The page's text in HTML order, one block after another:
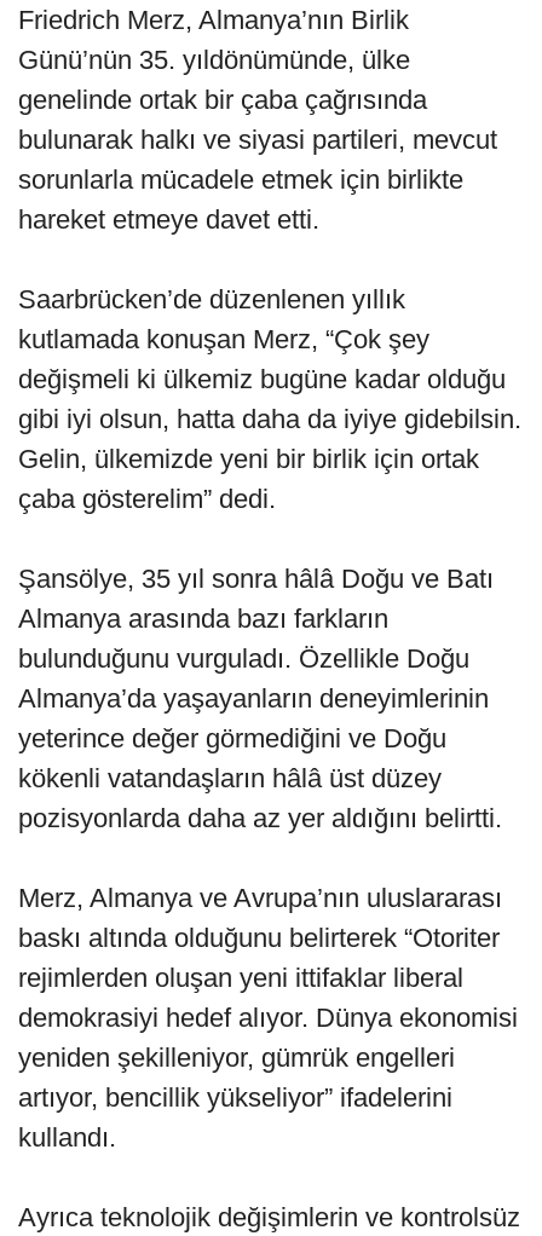
Friedrich Merz, Almanya’nın Birlik
Günü’nün 35. yıldönümünde, ülke
genelinde ortak bir çaba çağrısında
bulunarak halkı ve siyasi partileri, mevcut
sorunlarla mücadele etmek için birlikte
hareket etmeye davet etti.
Saarbrücken’de düzenlenen yıllık
kutlamada konuşan Merz, “Çok şey
değişmeli ki ülkemiz bugüne kadar olduğu
gibi iyi olsun, hatta daha da iyiye gidebilsin.
Gelin, ülkemizde yeni bir birlik için ortak
çaba gösterelim” dedi.
Şansölye, 35 yıl sonra hâlâ Doğu ve Batı
Almanya arasında bazı farkların
bulunduğunu vurguladı. Özellikle Doğu
Almanya’da yaşayanların deneyimlerinin
yeterince değer görmediğini ve Doğu
kökenli vatandaşların hâlâ üst düzey
pozisyonlarda daha az yer aldığını belirtti.
Merz, Almanya ve Avrupa’nın uluslararası
baskı altında olduğunu belirterek “Otoriter
rejimlerden oluşan yeni ittifaklar liberal
demokrasiyi hedef alıyor. Dünya ekonomisi
yeniden şekilleniyor, gümrük engelleri
artıyor, bencillik yükseliyor” ifadelerini
kullandı.
Ayrıca teknolojik değişimlerin ve kontrolsüz